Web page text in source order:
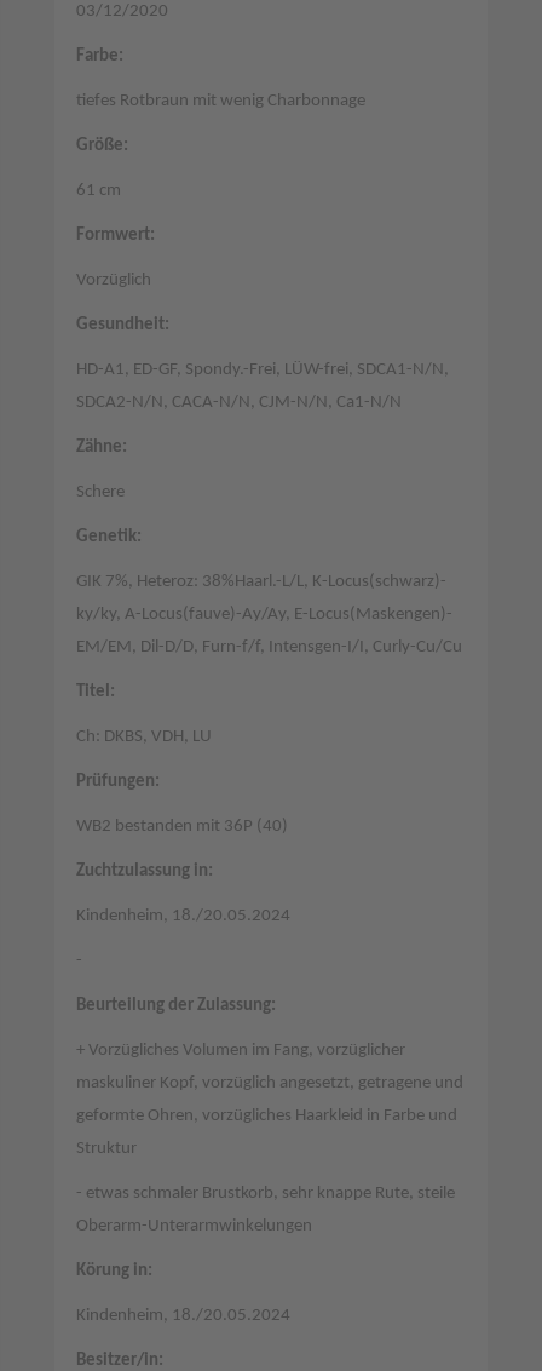
03/12/2020
Farbe:
tiefes Rotbraun mit wenig Charbonnage
Größe:
61 cm
Formwert:
Vorzüglich
Gesundheit:
HD-A1, ED-GF, Spondy.-Frei, LÜW-frei, SDCA1-N/N,
SDCA2-N/N, CACA-N/N, CJM-N/N, Ca1-N/N
Zähne:
Schere
Genetik:
GIK 7%, Heteroz: 38%Haarl.-L/L, K-Locus(schwarz)-
ky/ky, A-Locus(fauve)-Ay/Ay, E-Locus(Maskengen)-
EM/EM, Dil-D/D, Furn-f/f, Intensgen-I/I, Curly-Cu/Cu
Titel:
Ch: DKBS, VDH, LU
Prüfungen:
WB2 bestanden mit 36P (40)
Zuchtzulassung in:
Kindenheim, 18./20.05.2024
-
Beurteilung der Zulassung:
+ Vorzügliches Volumen im Fang, vorzüglicher
maskuliner Kopf, vorzüglich angesetzt, getragene und
geformte Ohren, vorzügliches Haarkleid in Farbe und
Struktur
- etwas schmaler Brustkorb, sehr knappe Rute, steile
Oberarm-Unterarmwinkelungen
Körung in:
Kindenheim, 18./20.05.2024
Besitzer/in: